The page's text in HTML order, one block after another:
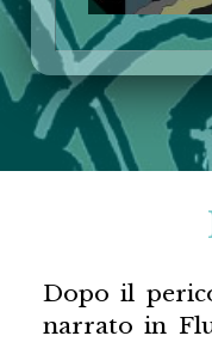
Dopo il
narrato in